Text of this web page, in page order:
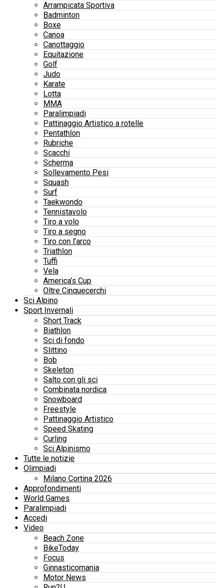
Arrampicata Sportiva
Badminton
Boxe
Canoa
Canottaggio
Equitazione
Golf
Judo
Karate
Lotta
MMA
Paralimpiadi
Pattinaggio Artistico a rotelle
Pentathlon
Rubriche
Scacchi
Scherma
Sollevamento Pesi
Squash
Surf
Taekwondo
Tennistavolo
Tiro a volo
Tiro a segno
Tiro con l’arco
Triathlon
Tuffi
Vela
America’s Cup
Oltre Cinquecerchi
Sci Alpino
Sport Invernali
Short Track
Biathlon
Sci di fondo
Slittino
Bob
Skeleton
Salto con gli sci
Combinata nordica
Snowboard
Freestyle
Pattinaggio Artistico
Speed Skating
Curling
Sci Alpinismo
Tutte le notizie
Olimpiadi
Milano Cortina 2026
Approfondimenti
World Games
Paralimpiadi
Accedi
Video
Beach Zone
BikeToday
Focus
Ginnasticomania
Motor News